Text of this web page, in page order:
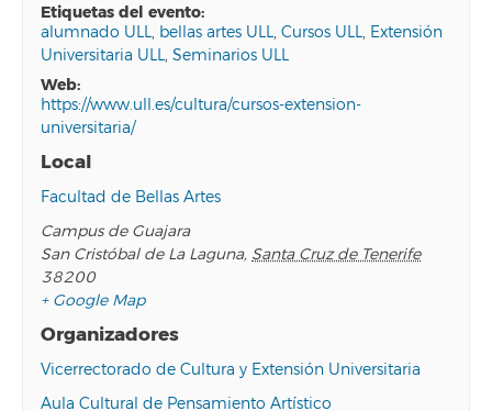
etiquetas del evento:
alumnado ULL, bellas artes ULL,Cursos ULL, Extensión
Universitaria ULL,Seminarios ULL
web:
https://www.ull.es/cultura/cursos-extension-
universitaria/
Local
Facultad de Bellas Artes
Campus de Guajara
San Cristóbal de La Laguna, Santa Cruz de Tenerife
38200
+ Google Map
Organizadores
Vicerrectorado de Cultura y Extensión Universitaria
Aula Cultural de Pensamiento Artístico